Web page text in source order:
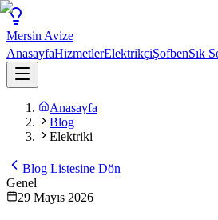
Mersin Avize
AnasayfaHizmetlerElektrikçiŞofbenSık
Anasayfa
Blog
Elektriki
Blog Listesine Dön
Genel
29 Mayıs 2026